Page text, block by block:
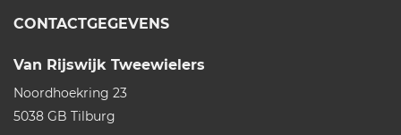
CONTACTGEGEVENS
Van Rijswijk Tweewielers
Noordhoekring 23
5038 GB Tilburg